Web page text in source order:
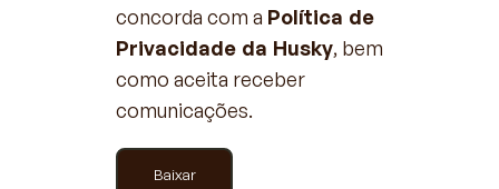
concorda com a Política de
Privacidade da Husky, bem
como aceita receber
comunicações.